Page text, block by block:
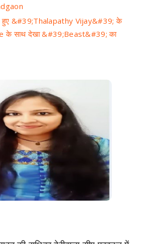
हुए &#39;Thalapathy Vijay&#39; के
के साथ देखा &#39;Beast&#39; का